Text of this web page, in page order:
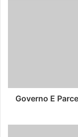
Governo E